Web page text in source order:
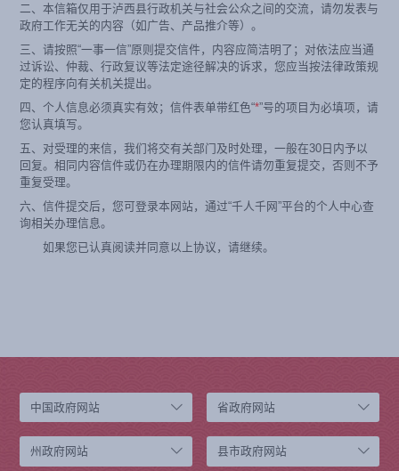
二、本信箱仅用于泸西县行政机关与社会公众之间的交流，请勿发表与
政府工作无关的内容（如广告、产品推介等）。
三、请按照“一事一信”原则提交信件，内容应简洁明了；对依法应当通
过诉讼、仲裁、行政复议等法定途径解决的诉求，您应当按法律政策规
定的程序向有关机关提出。
四、个人信息必须真实有效；信件表单带红色“*”号的项目为必填项，请
您认真填写。
五、对受理的来信，我们将交有关部门及时处理，一般在30日内予以
回复。相同内容信件或仍在办理期限内的信件请勿重复提交，否则不予
重复受理。
六、信件提交后，您可登录本网站，通过“千人千网”平台的个人中心查
询相关办理信息。
如果您已认真阅读并同意以上协议，请继续。
中国政府网站 省政府网站
州政府网站 县市政府网站